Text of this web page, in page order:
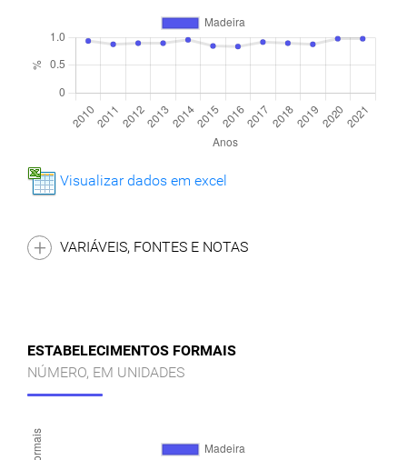
Visualizar dados em excel
VARIÁVEIS, FONTES E NOTAS
ESTABELECIMENTOS FORMAIS
NÚMERO, EM UNIDADES